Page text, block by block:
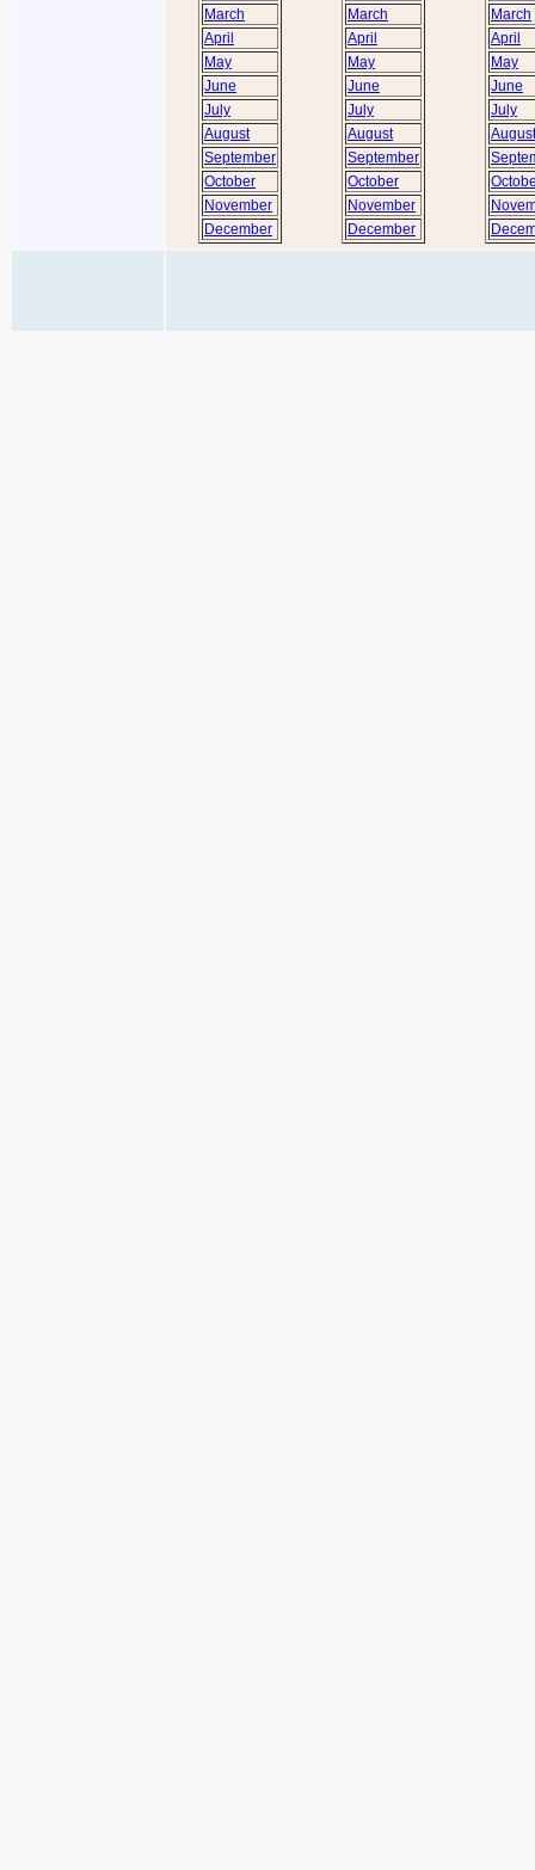
March
April
May
June
July
August
September
October
November
December
March
April
May
June
July
August
September
October
November
December
March
April
May
June
July
August